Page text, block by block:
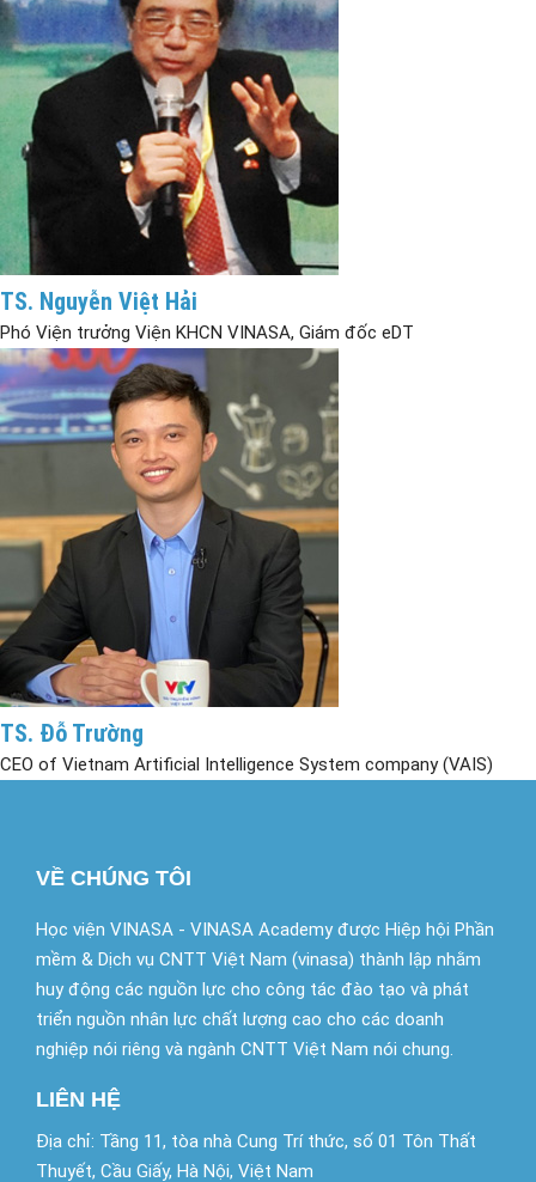
TS. Nguyễn Việt Hải
Phó Viện trưởng Viện KHCN VINASA, Giám đốc eDT
TS. Đỗ Trường
CEO of Vietnam Artificial Intelligence System company (VAIS)
VỀ CHÚNG TÔI
Học viện VINASA - VINASA Academy được Hiệp hội Phần
mềm & Dịch vụ CNTT Việt Nam (vinasa) thành lập nhằm
huy động các nguồn lực cho công tác đào tạo và phát
triển nguồn nhân lực chất lượng cao cho các doanh
nghiệp nói riêng và ngành CNTT Việt Nam nói chung.
LIÊN HỆ
Địa chỉ: Tầng 11, tòa nhà Cung Trí thức, số 01 Tôn Thất
Thuyết, Cầu Giấy, Hà Nội, Việt Nam